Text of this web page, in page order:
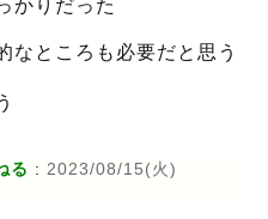
かりだった
なところも必要だと思う
る : 2023/08/15(火)